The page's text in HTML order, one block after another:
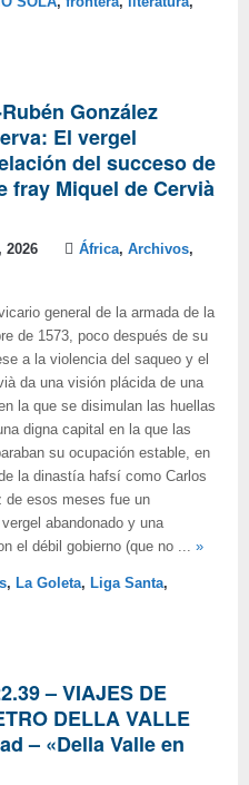
González
El vergel
del succeso de
fray Miquel de Cervià
2026 África, Archivos,
general de la armada de la
de 1573, poco después de su
a la violencia del saqueo y el
da una visión plácida de una
la que se disimulan las huellas
digna capital en la que las
su ocupación estable, en
la dinastía hafsí como Carlos
de esos meses fue un
abandonado y una
el débil gobierno (que no ... »
, La Goleta, Liga Santa,
– VIAJES DE
DELLA VALLE
– «Della Valle en